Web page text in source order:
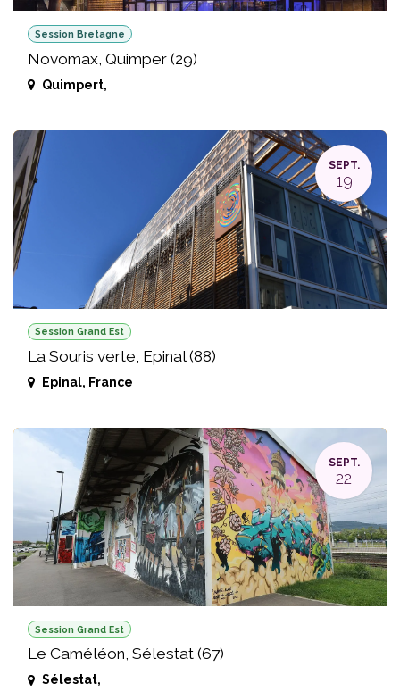
Session Bretagne
Novomax, Quimper (29)
Quimpert,
SEPT.
19
Session Grand Est
La Souris verte, Epinal (88)
Epinal, France
SEPT.
22
Session Grand Est
Le Caméléon, Sélestat (67)
Sélestat,